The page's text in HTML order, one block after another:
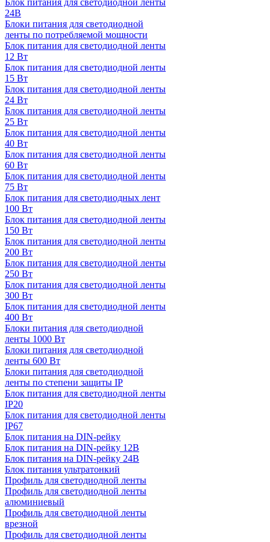
Блок питания для светодиодной ленты
24В
Блоки питания для светодиодной
ленты по потребляемой мощности
Блок питания для светодиодной ленты
12 Вт
Блок питания для светодиодной ленты
15 Вт
Блок питания для светодиодной ленты
24 Вт
Блок питания для светодиодной ленты
25 Вт
Блок питания для светодиодной ленты
40 Вт
Блок питания для светодиодной ленты
60 Вт
Блок питания для светодиодной ленты
75 Вт
Блок питания для светодиодных лент
100 Вт
Блок питания для светодиодной ленты
150 Вт
Блок питания для светодиодной ленты
200 Вт
Блок питания для светодиодной ленты
250 Вт
Блок питания для светодиодной ленты
300 Вт
Блок питания для светодиодной ленты
400 Вт
Блоки питания для светодиодной
ленты 1000 Вт
Блоки питания для светодиодной
ленты 600 Вт
Блоки питания для светодиодной
ленты по степени защиты IP
Блок питания для светодиодной ленты
IP20
Блок питания для светодиодной ленты
IP67
Блок питания на DIN-рейку
Блок питания на DIN-рейку 12В
Блок питания на DIN-рейку 24В
Блок питания ультратонкий
Профиль для светодиодной ленты
Профиль для светодиодной ленты
алюминиевый
Профиль для светодиодной ленты
врезной
Профиль для светодиодной ленты